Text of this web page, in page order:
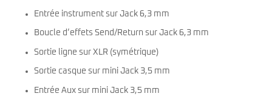
Entrée instrument sur Jack 6,3 mm
Boucle d’effets Send/Return sur Jack 6,3 mm
Sortie ligne sur XLR (symétrique)
Sortie casque sur mini Jack 3,5 mm
Entrée Aux sur mini Jack 3,5 mm